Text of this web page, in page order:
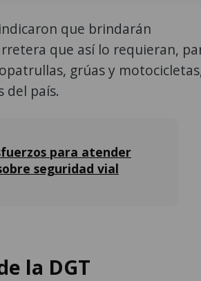
que brindarán
que así lo requieran,
grúas y
del país.
para atender
seguridad vial
la DGT